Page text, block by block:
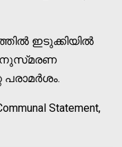
ഇടുക്കിയിൽ
അനുസ്‌മരണ
പരാമർശം.
Statement,